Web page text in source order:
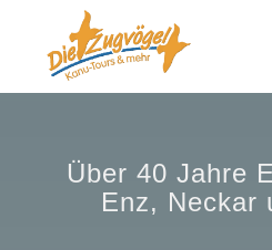
Über 40 Jahre
Enz, Neckar